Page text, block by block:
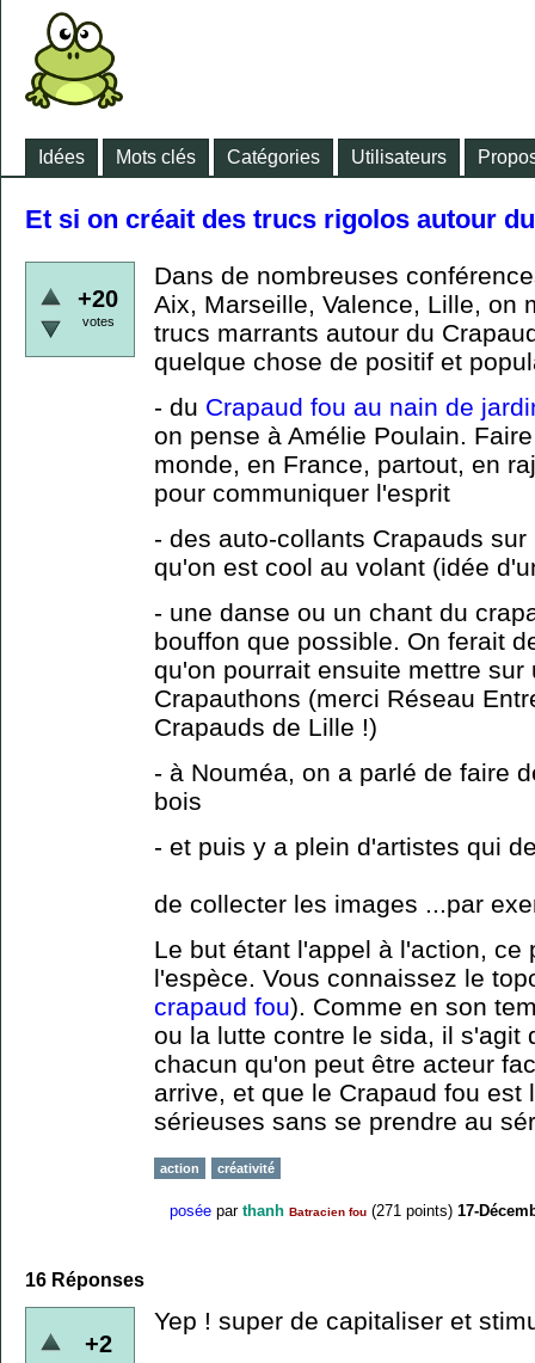
Idées Mots clés Catégories Utilisateurs
Et si on créait des trucs rigolos autour
+20
votes
Dans de nombreuses
Aix, Marseille, Valence, Lille, on
trucs marrants autour du
quelque chose de positif et
- du Crapaud fou au nain de
on pense à Amélie Poulain.
monde, en France, partout, en
pour communiquer l'esprit
- des auto-collants Crapauds
qu'on est cool au volant (idée
- une danse ou un chant du
bouffon que possible. On ferait
qu'on pourrait ensuite mettre
Crapauthons (merci Réseau
Crapauds de Lille !)
- à Nouméa, on a parlé de faire
bois
- et puis y a plein d'artistes qui
de collecter les images ...par
Le but étant l'appel à l'action, ce
l'espèce. Vous connaissez le
crapaud fou). Comme en son
ou la lutte contre le sida, il s'agit
chacun qu'on peut être acteur
arrive, et que le Crapaud fou est
sérieuses sans se prendre au
action créativité
posée par thanh Batracien fou (271 points) 17-
16 Réponses
+2
Yep ! super de capitaliser et